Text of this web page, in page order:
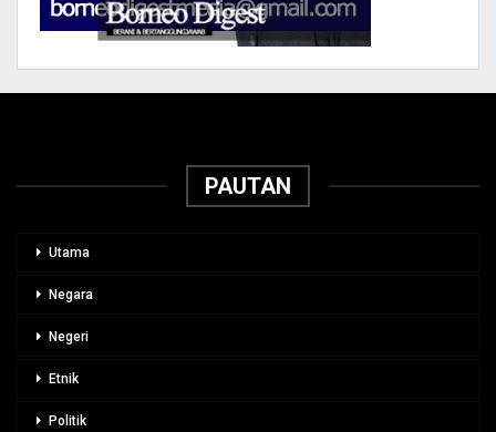
PAUTAN
Utama
Negara
Negeri
Etnik
Politik